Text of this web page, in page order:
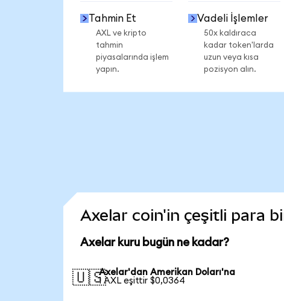
Tahmin Et
AXL ve kripto
tahmin
piyasalarında işlem
yapın.
Vadeli İşlemler
50x kaldıraca
kadar token'larda
uzun veya kısa
pozisyon alın.
Axelar coin'in çeşitli para
Axelar kuru bugün ne kadar?
🇺🇸Axelar'dan Amerikan Doları'na
1 AXL eşittir $0,0364